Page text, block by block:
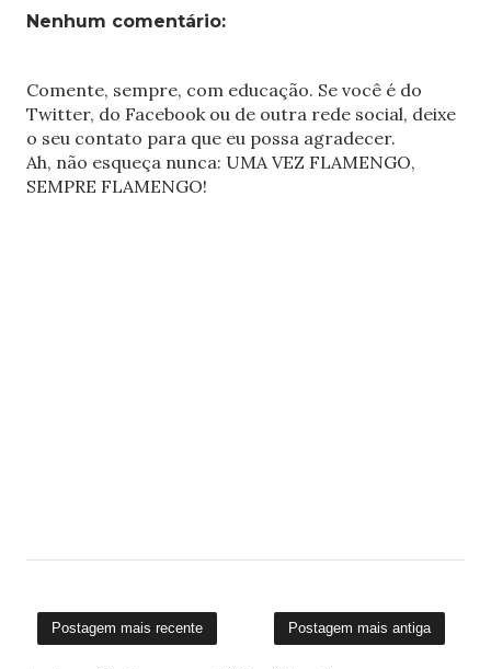
Nenhum comentário:
Comente, sempre, com educação. Se você é do
Twitter, do Facebook ou de outra rede social, deixe
o seu contato para que eu possa agradecer.
Ah, não esqueça nunca: UMA VEZ FLAMENGO,
SEMPRE FLAMENGO!
Postagem mais recente Postagem mais antiga